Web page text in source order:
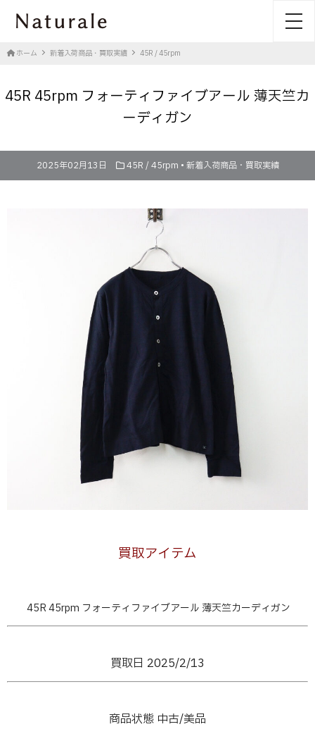
ホーム 新着入荷商品・買取実績 45R / 45rpm
45R 45rpm フォーティファイブアール 薄天竺カ
ーディガン
2025年02月13日 45R / 45rpm • 新着入荷商品・買取実績
買取アイテム
45R 45rpm フォーティファイブアール 薄天竺カーディガン
買取日 2025/2/13
商品状態 中古/美品